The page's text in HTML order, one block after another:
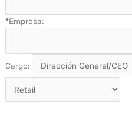
*Empresa:
Cargo: